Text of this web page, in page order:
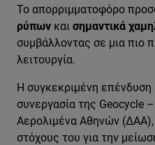
Το απορριμματοφόρο
ρύπων και σημαντικά
συμβάλλοντας σε μια πιο
λειτουργία.
Η συγκεκριμένη επένδυση
συνεργασία της Geocycle
Αερολιμένα Αθηνών
στόχους του για την